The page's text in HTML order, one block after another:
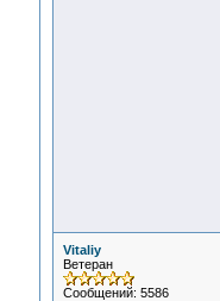
Vitaliy
Ветеран
Сообщений: 5586